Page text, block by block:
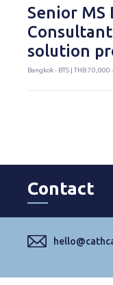
Senior MS
solution
Bangkok - BTS | THB
Contact